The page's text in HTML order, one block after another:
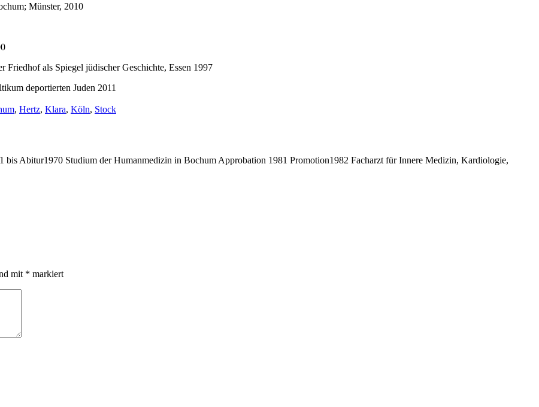
Münster, 2010
als Spiegel jüdischer Geschichte, Essen 1997
deportierten Juden 2011
, Hertz, Klara, Köln, Stock
bis Abitur1970 Studium der Humanmedizin in Bochum Approbation 1981 Promotion1982 Facharzt für Innere Medizin, Kardiologie,
mit * markiert